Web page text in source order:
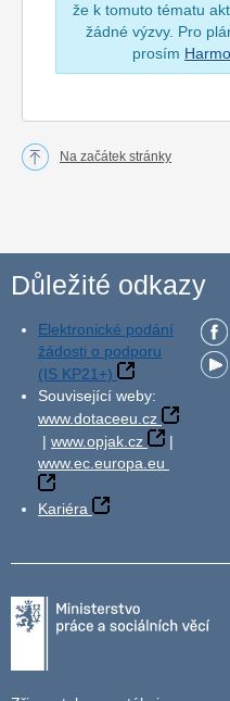
že k tomuto tématu
žádné výzvy. Pro
prosím
Na začátek stránky
Důležité odkazy
Elektronické podání
žádosti o podporu
(IS KP21+)
Související weby:
www.dotaceeu.cz
| www.opjak.cz
|
www.ec.europa.eu
Kariéra